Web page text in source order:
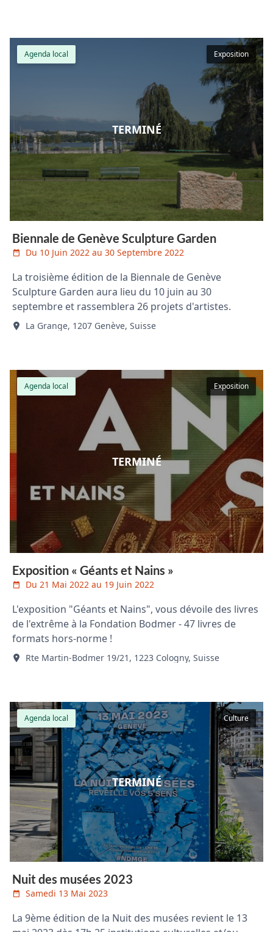
Exposition
Agenda local
TERMINÉ
Biennale de Genève Sculpture Garden
Du 10 Juin 2022 au 30 Septembre 2022
La troisième édition de la Biennale de Genève
Sculpture Garden aura lieu du 10 juin au 30
septembre et rassemblera 26 projets d'artistes.
La Grange, 1207 Genève, Suisse
Exposition
Agenda local
TERMINÉ
Exposition « Géants et Nains »
Du 21 Mai 2022 au 19 Juin 2022
L'exposition "Géants et Nains", vous dévoile des livres
de l'extrême à la Fondation Bodmer - 47 livres de
formats hors-norme !
Rte Martin-Bodmer 19/21, 1223 Cologny, Suisse
Culture
Agenda local
TERMINÉ
Nuit des musées 2023
Samedi 13 Mai 2023
La 9ème édition de la Nuit des musées revient le 13